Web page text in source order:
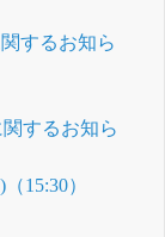
するお知ら
するお知ら
15:30）